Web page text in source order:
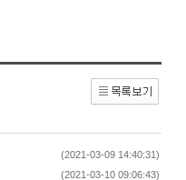
(2021-03-09 14:40:31)
(2021-03-10 09:06:43)